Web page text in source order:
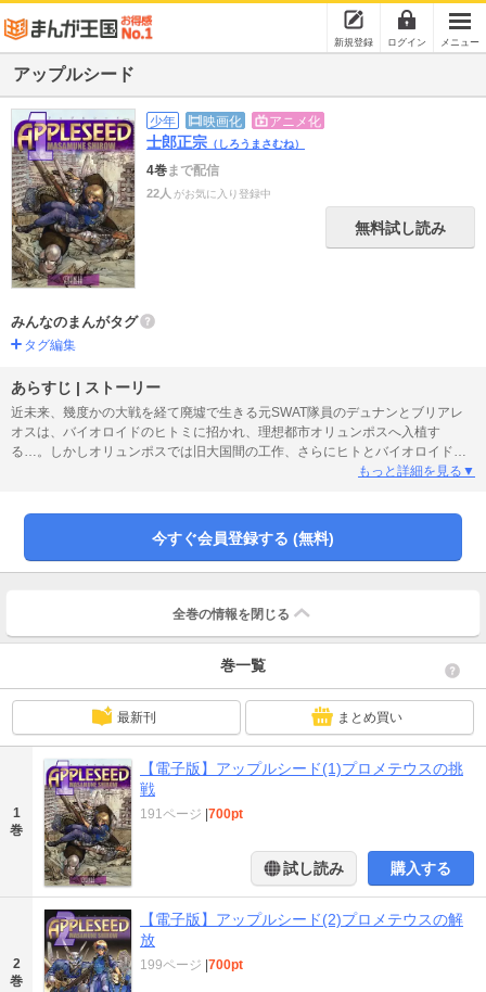
新規登録 ログイン メニュー
アップルシード
少年 映画化 アニメ化
士郎正宗 （しろうまさむね）
4巻まで配信
22人 がお気に入り登録中
無料試し読み
みんなのまんがタグ
タグ編集
あらすじ | ストーリー
近未来、幾度かの大戦を経て廃墟で生きる元SWAT隊員のデュナンとブリアレ
オスは、バイオロイドのヒトミに招かれ、理想都市オリュンポスへ入植す
る…。しかしオリュンポスでは旧大国間の工作、さらにヒトとバイオロイドの
未来をかけた壮大な戦いへと二人は巻き込まれていく…。士郎正宗のデビュー
書籍化！第１弾！！
もっと詳細を見る▼
今すぐ会員登録する (無料)
全巻の情報を 閉じる
巻一覧
最新刊 まとめ買い
1
巻
【電子版】アップルシード(1)プロメテウスの挑
戦
191ページ 700pt
試し読み 購入する
2
巻
【電子版】アップルシード(2)プロメテウスの解
放
199ページ 700pt